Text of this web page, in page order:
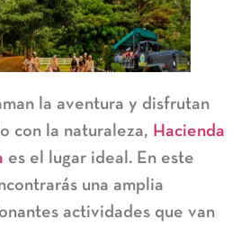
la aventura y disfrutan
con la naturaleza, Hacienda
es el lugar ideal. En este
una amplia
actividades que van